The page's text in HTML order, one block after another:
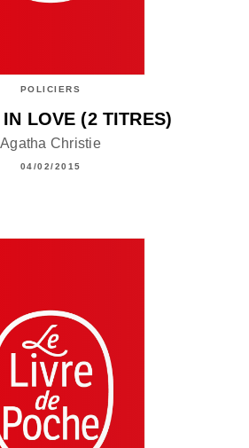
POLICIERS
LOVE (2 TITRES)
Agatha Christie
04/02/2015